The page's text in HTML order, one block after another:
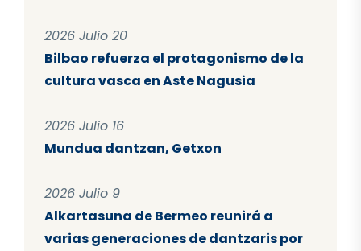
2026 Julio 20
Bilbao refuerza el protagonismo de la
cultura vasca en Aste Nagusia
2026 Julio 16
Mundua dantzan, Getxon
2026 Julio 9
Alkartasuna de Bermeo reunirá a
varias generaciones de dantzaris por